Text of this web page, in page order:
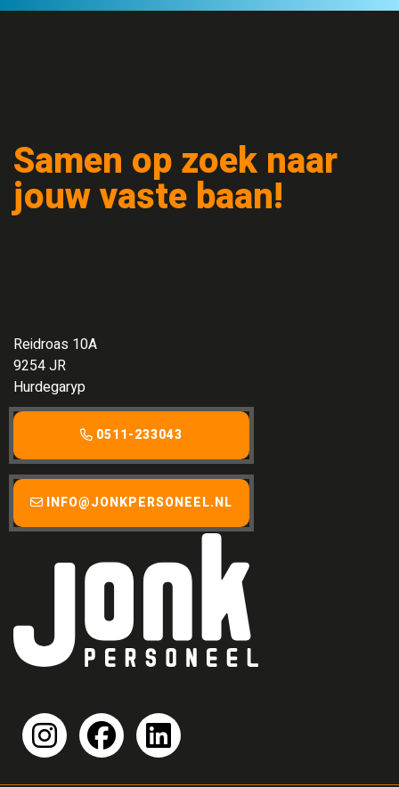
Samen op zoek naar
jouw vaste baan!
Reidroas 10A
9254 JR
Hurdegaryp
0511-233043
INFO@JONKPERSONEEL.NL